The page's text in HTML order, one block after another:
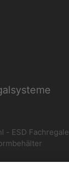
- ESD Fachregale